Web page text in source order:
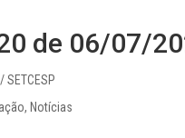
de 06/07/
/ SETCESP
, Notícias